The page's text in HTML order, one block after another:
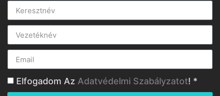
Elfogadom Az Adatvédelmi Szabályzatot! *